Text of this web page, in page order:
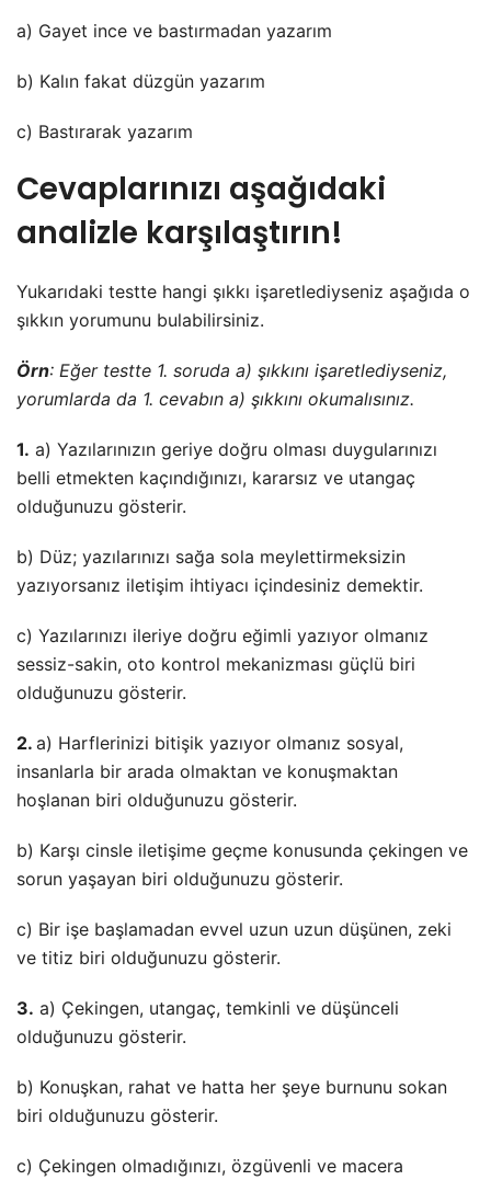
a) Gayet ince ve bastırmadan yazarım
b) Kalın fakat düzgün yazarım
c) Bastırarak yazarım
Cevaplarınızı aşağıdaki
analizle karşılaştırın!
Yukarıdaki testte hangi şıkkı işaretlediyseniz aşağıda o
şıkkın yorumunu bulabilirsiniz.
Örn: Eğer testte 1. soruda a) şıkkını işaretlediyseniz,
yorumlarda da 1. cevabın a) şıkkını okumalısınız.
1. a) Yazılarınızın geriye doğru olması duygularınızı
belli etmekten kaçındığınızı, kararsız ve utangaç
olduğunuzu gösterir.
b) Düz; yazılarınızı sağa sola meylettirmeksizin
yazıyorsanız iletişim ihtiyacı içindesiniz demektir.
c) Yazılarınızı ileriye doğru eğimli yazıyor olmanız
sessiz-sakin, oto kontrol mekanizması güçlü biri
olduğunuzu gösterir.
2. a) Harflerinizi bitişik yazıyor olmanız sosyal,
insanlarla bir arada olmaktan ve konuşmaktan
hoşlanan biri olduğunuzu gösterir.
b) Karşı cinsle iletişime geçme konusunda çekingen ve
sorun yaşayan biri olduğunuzu gösterir.
c) Bir işe başlamadan evvel uzun uzun düşünen, zeki
ve titiz biri olduğunuzu gösterir.
3. a) Çekingen, utangaç, temkinli ve düşünceli
olduğunuzu gösterir.
b) Konuşkan, rahat ve hatta her şeye burnunu sokan
biri olduğunuzu gösterir.
c) Çekingen olmadığınızı, özgüvenli ve macera